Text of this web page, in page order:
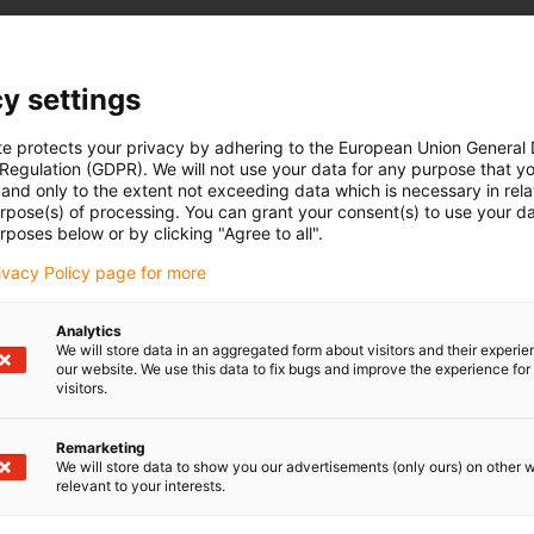
can be installed on the inside of the housing. The design
in overall width. When installed on aluminium
wide, the system does not protrude to the side at all.
Fragen auch
Kniebeis, B.Eng.
phone
7662 57763
Beratung und
Montag bis Freitag: 8 – 20
settings
protects your privacy by adhering to the European Union General
(GDPR). We will not use your data for any purpose that
only to the extent not exceeding data which is necessary in
of processing. You can grant your consent(s) to use your
below or by clicking "Agree to all".
Policy page for more
Analytics
We will store data in an aggregated form about visitors and their
our website. We use this data to fix bugs and improve the experience for
visitors.
Remarketing
We will store data to show you our advertisements (only ours) on other
relevant to your interests.